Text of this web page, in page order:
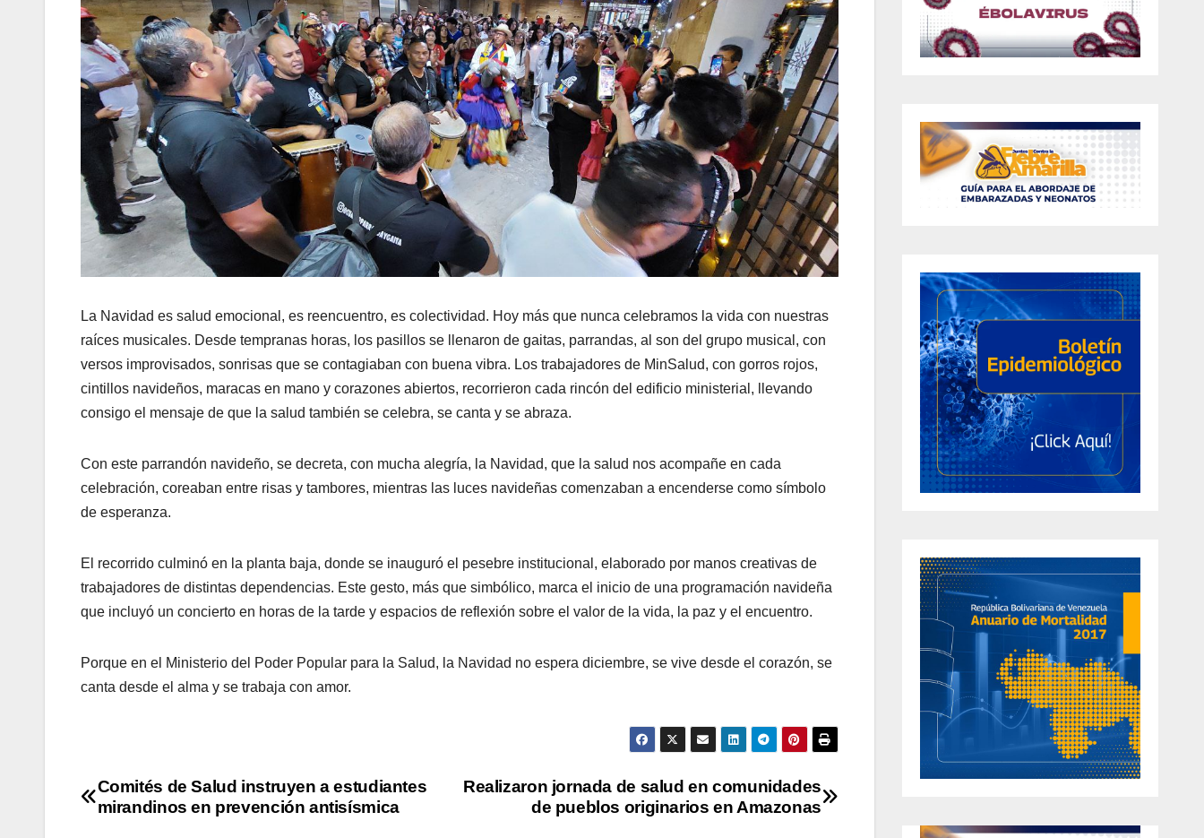
La Navidad es salud emocional, es reencuentro, es colectividad. Hoy más que nunca celebramos la vida con nuestras
raíces musicales. Desde tempranas horas, los pasillos se llenaron de gaitas, parrandas, al son del grupo musical, con
versos improvisados, sonrisas que se contagiaban con buena vibra. Los trabajadores de MinSalud, con gorros rojos,
cintillos navideños, maracas en mano y corazones abiertos, recorrieron cada rincón del edificio ministerial, llevando
consigo el mensaje de que la salud también se celebra, se canta y se abraza.
Con este parrandón navideño, se decreta, con mucha alegría, la Navidad, que la salud nos acompañe en cada
celebración, coreaban entre risas y tambores, mientras las luces navideñas comenzaban a encenderse como símbolo
de esperanza.
El recorrido culminó en la planta baja, donde se inauguró el pesebre institucional, elaborado por manos creativas de
trabajadores de distintas dependencias. Este gesto, más que simbólico, marca el inicio de una programación navideña
que incluyó un concierto en horas de la tarde y espacios de reflexión sobre el valor de la vida, la paz y el encuentro.
Porque en el Ministerio del Poder Popular para la Salud, la Navidad no espera diciembre, se vive desde el corazón, se
canta desde el alma y se trabaja con amor.
Realizaron jornada de salud en comunidades
de pueblos originarios en Amazonas
Comités de Salud instruyen a estudiantes
mirandinos en prevención antisísmica